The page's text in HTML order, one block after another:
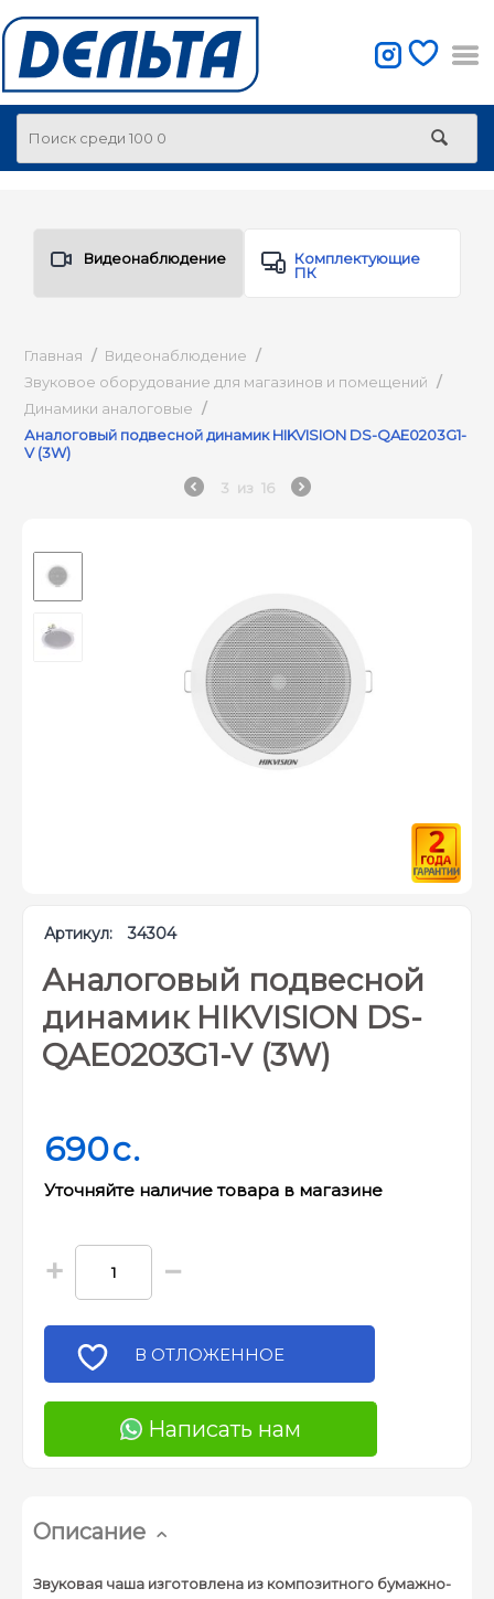
Видеонаблюдение
Комплектующие
ПК
Главная / Видеонаблюдение /
Звуковое оборудование для магазинов и помещений /
Динамики аналоговые /
Аналоговый подвесной динамик HIKVISION DS-QAE0203G1-
V (3W)
3 из 16
Артикул: 34304
Аналоговый подвесной
динамик HIKVISION DS-
QAE0203G1-V (3W)
690c.
Уточняйте наличие товара в магазине
+ −
В ОТЛОЖЕННОЕ
Написать нам
Описание
Звуковая чаша изготовлена из композитного бумажно-